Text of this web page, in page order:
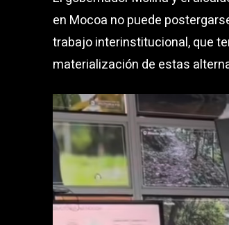
en Mocoa no puede
trabajo interinstitucional, que
materialización de estas